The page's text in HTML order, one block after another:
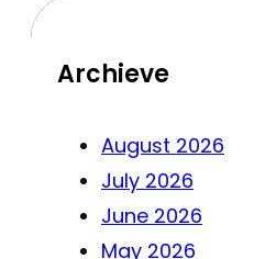
Archieve
August 2026
July 2026
June 2026
May 2026